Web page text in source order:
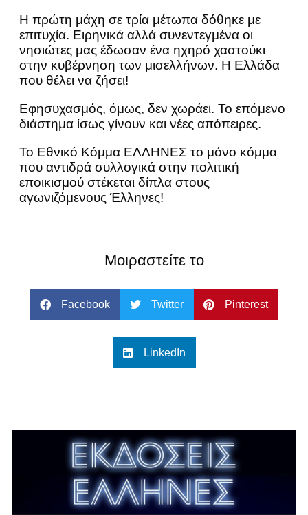
Η πρώτη μάχη σε τρία μέτωπα δόθηκε με
επιτυχία. Ειρηνικά αλλά συνεντεγμένα οι
νησιώτες μας έδωσαν ένα ηχηρό χαστούκι
στην κυβέρνηση των μισελλήνων. Η Ελλάδα
που θέλει να ζήσει!
Εφησυχασμός, όμως, δεν χωράει. Το επόμενο
διάστημα ίσως γίνουν και νέες απόπειρες.
Το Εθνικό Κόμμα ΕΛΛΗΝΕΣ το μόνο κόμμα
που αντιδρά συλλογικά στην πολιτική
εποικισμού στέκεται δίπλα στους
αγωνιζόμενους Έλληνες!
Μοιραστείτε το
Facebook Twitter Pinterest
LinkedIn